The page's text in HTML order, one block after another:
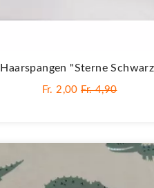
Haarspangen "Sterne
Fr. 2,00 Fr. 4,90